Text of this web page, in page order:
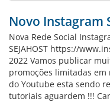
Novo Instagram
Nova Rede Social
SEJAHOST https://
2022 Vamos publicar
promoções limitadas em
do Youtube esta sendo
tutoriais aguardem !!!